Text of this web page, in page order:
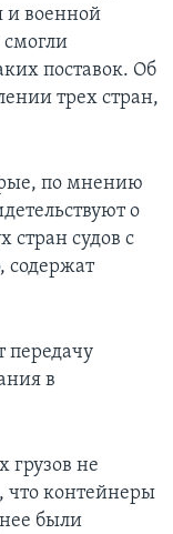
и военной
поставок. Об
трех стран,
по мнению
о
судов с
содержат
передачу
в
грузов не
что контейнеры
были